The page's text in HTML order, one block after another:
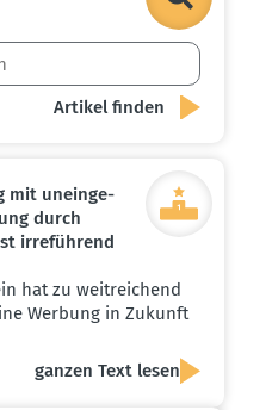
mit unein­ge­
durch
irreführend
hat zu weitreichend
Werbung in Zukunft
ganzen Text lesen